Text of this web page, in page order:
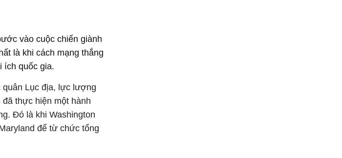
vào cuộc chiến giành
là khi cách mạng thắng
ích quốc gia.
quân Lục địa, lực lượng
thực hiện một hành
Đó là khi Washington
để từ chức tổng